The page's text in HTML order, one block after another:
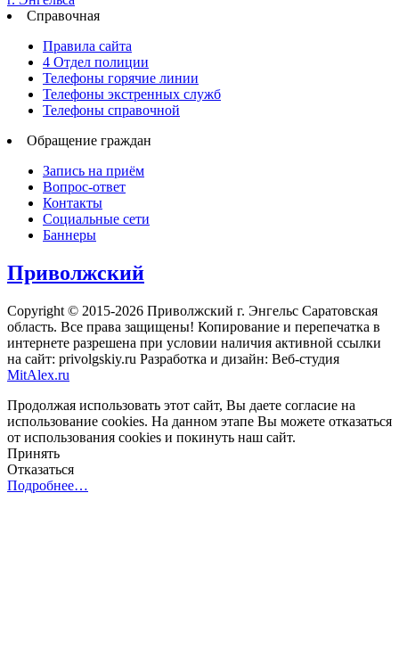
Справочная
Правила сайта
4 Отдел полиции
Телефоны горячие линии
Телефоны экстренных служб
Телефоны справочной
Обращение граждан
Запись на приём
Вопрос-ответ
Контакты
Социальные сети
Баннеры
Приволжский
Copyright © 2015-2026 Приволжский г. Энгельс Саратовская
область. Все права защищены! Копирование и перепечатка в
интернете разрешена при условии наличия активной ссылки
на сайт: privolgskiy.ru Разработка и дизайн: Веб-студия
MitAlex.ru
Продолжая использовать этот сайт, Вы даете согласие на
использование cookies. На данном этапе Вы можете отказаться
от использования cookies и покинуть наш сайт.
Принять
Отказаться
Подробнее…